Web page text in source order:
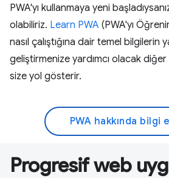
PWA'yı kullanmaya yeni
olabiliriz. Learn PWA (PWA'yı
nasıl çalıştığına dair temel bilgilerin
geliştirmenize yardımcı olacak
size yol gösterir.
PWA hakkında bilgi
Progresif web